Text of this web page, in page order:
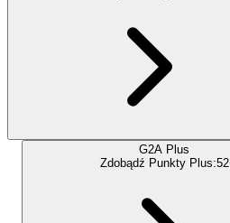
G2A Plus
Zdobądź Punkty Plus:52